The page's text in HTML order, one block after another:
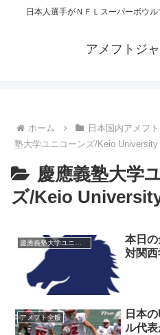
日本人選手がＮＦＬスーパーボウ
アメフトジ
ホーム 日本国内アメフト
塾大学ユニコーンズ/Keio University
慶應義塾大学
ズ/Keio
慶應義塾大学ユニコーンズ/Keio University Unicorns
本日
対関
アメフト全般
日本
ル代